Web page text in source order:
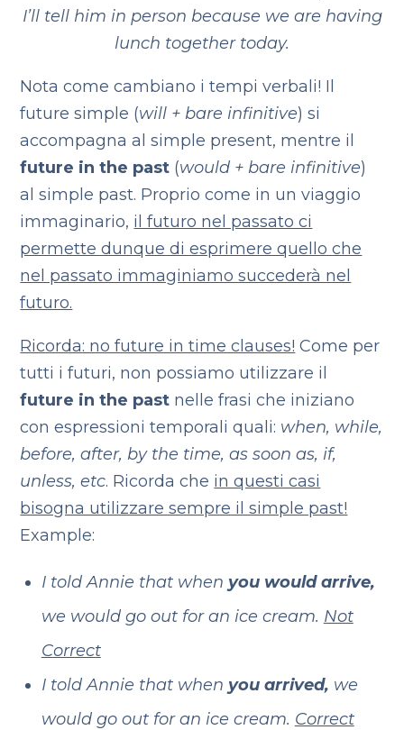
I’ll tell him in person because we are having
lunch together today.
Nota come cambiano i tempi verbali! Il
future simple (will + bare infinitive) si
accompagna al simple present, mentre il
future in the past (would + bare infinitive)
al simple past. Proprio come in un viaggio
immaginario, il futuro nel passato ci
permette dunque di esprimere quello che
nel passato immaginiamo succederà nel
futuro.
Ricorda: no future in time clauses! Come per
tutti i futuri, non possiamo utilizzare il
future in the past nelle frasi che iniziano
con espressioni temporali quali: when, while,
before, after, by the time, as soon as, if,
unless, etc. Ricorda che in questi casi
bisogna utilizzare sempre il simple past!
Example:
I told Annie that when you would arrive,
we would go out for an ice cream. Not
Correct
I told Annie that when you arrived, we
would go out for an ice cream. Correct